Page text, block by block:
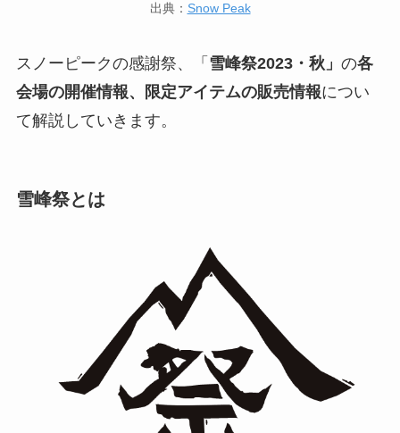
出典： Snow Peak
スノーピークの感謝祭、「 雪峰祭2023・秋」 の各
会場の開催情報、限定アイテムの販売情報につい
て解説していきます。
雪峰祭とは